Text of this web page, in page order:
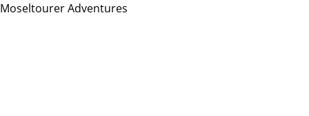
Moseltourer Adventures